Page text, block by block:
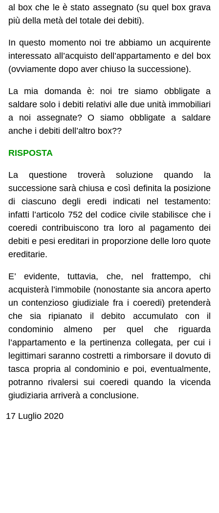
al box che le è stato assegnato (su quel box grava
più della metà del totale dei debiti).
In questo momento noi tre abbiamo un acquirente
interessato all’acquisto dell’appartamento e del box
(ovviamente dopo aver chiuso la successione).
La mia domanda è: noi tre siamo obbligate a
saldare solo i debiti relativi alle due unità immobiliari
a noi assegnate? O siamo obbligate a saldare
anche i debiti dell’altro box??
RISPOSTA
La questione troverà soluzione quando la
successione sarà chiusa e così definita la posizione
di ciascuno degli eredi indicati nel testamento:
infatti l’articolo 752 del codice civile stabilisce che i
coeredi contribuiscono tra loro al pagamento dei
debiti e pesi ereditari in proporzione delle loro quote
ereditarie.
E’ evidente, tuttavia, che, nel frattempo, chi
acquisterà l’immobile (nonostante sia ancora aperto
un contenzioso giudiziale fra i coeredi) pretenderà
che sia ripianato il debito accumulato con il
condominio almeno per quel che riguarda
l’appartamento e la pertinenza collegata, per cui i
legittimari saranno costretti a rimborsare il dovuto di
tasca propria al condominio e poi, eventualmente,
potranno rivalersi sui coeredi quando la vicenda
giudiziaria arriverà a conclusione.
17 Luglio 2020